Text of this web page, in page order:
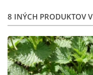
8 INÝCH PRODUKTOV V